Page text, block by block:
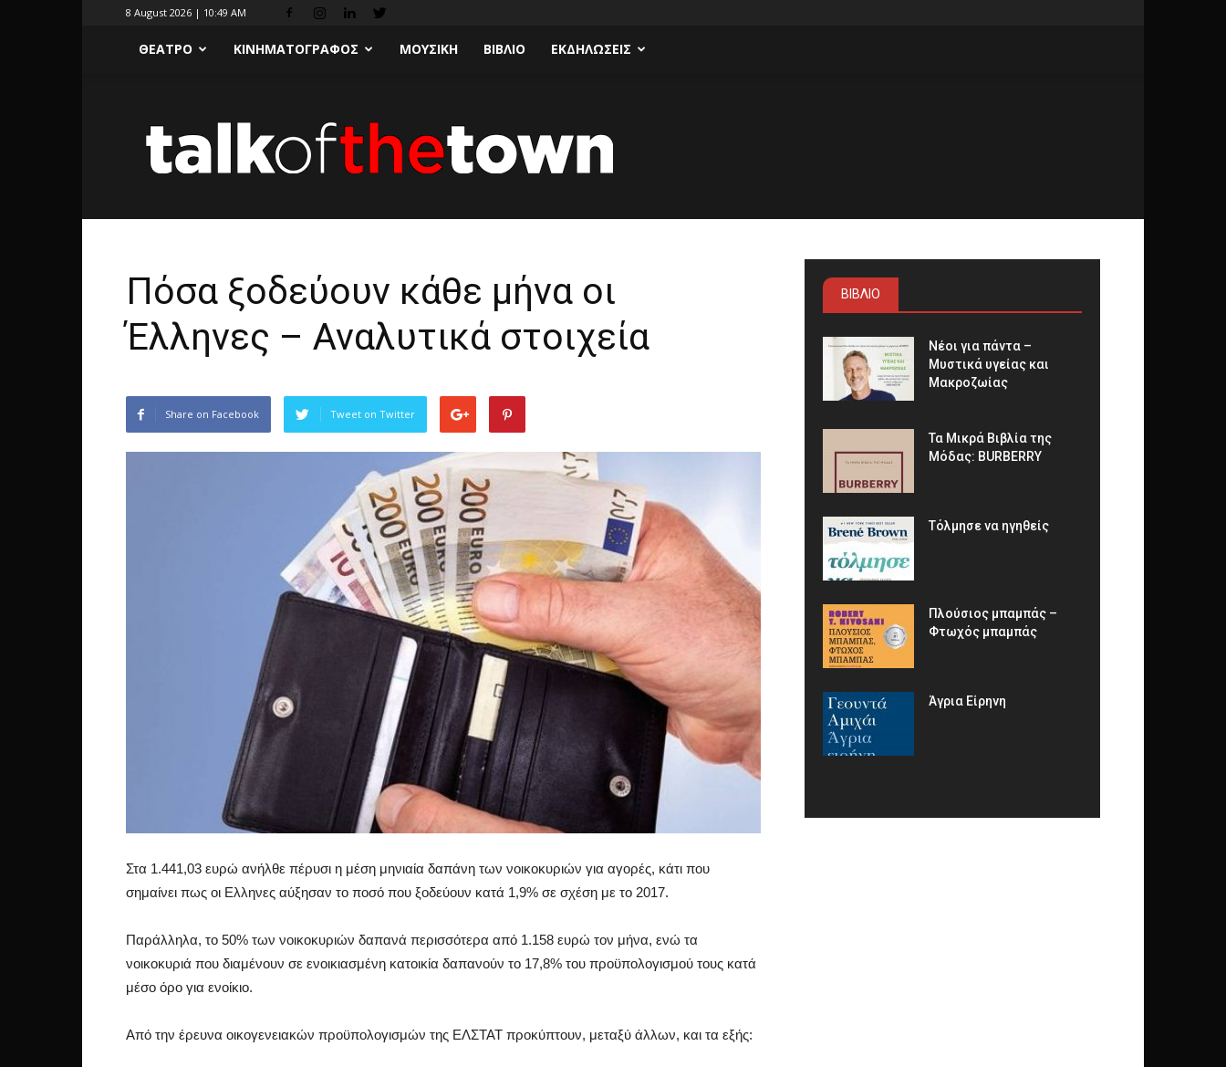
8 August 2026 | 10:49 AM
ΘΕΑΤΡΟ ΚΙΝΗΜΑΤΟΓΡΑΦΟΣ ΜΟΥΣΙΚΗ ΒΙΒΛΙΟ ΕΚΔΗΛΩΣΕΙΣ
the
Πόσα ξοδεύουν κάθε μήνα οι
Έλληνες – Αναλυτικά στοιχεία
Share on Facebook Tweet on Twitter
Στα 1.441,03 ευρώ ανήλθε πέρυσι η μέση μηνιαία δαπάνη των νοικοκυριών για αγορές, κάτι που
σημαίνει πως οι Ελληνες αύξησαν το ποσό που ξοδεύουν κατά 1,9% σε σχέση με το 2017.
Παράλληλα, το 50% των νοικοκυριών δαπανά περισσότερα από 1.158 ευρώ τον μήνα, ενώ τα
νοικοκυριά που διαμένουν σε ενοικιασμένη κατοικία δαπανούν το 17,8% του προϋπολογισμού τους κατά
μέσο όρο για ενοίκιο.
Από την έρευνα οικογενειακών προϋπολογισμών της ΕΛΣΤΑΤ προκύπτουν, μεταξύ άλλων, και τα εξής:
ΒΙΒΛΙΟ
Νέοι για πάντα –
Μυστικά υγείας και
Μακροζωίας
Τα Μικρά Βιβλία της
Μόδας: BURBERRY
Τόλμησε να ηγηθείς
Πλούσιος μπαμπάς –
Φτωχός μπαμπάς
Άγρια Είρηνη